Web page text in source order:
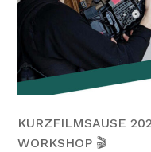
KURZFILMSAUSE
WORKSHOP 🎬